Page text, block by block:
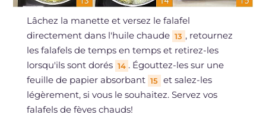
Lâchez la manette et versez le falafel
directement dans l'huile chaude 13 , retournez
les falafels de temps en temps et retirez-les
lorsqu'ils sont dorés 14 . Égouttez-les sur une
feuille de papier absorbant 15 et salez-les
légèrement, si vous le souhaitez. Servez vos
falafels de fèves chauds!